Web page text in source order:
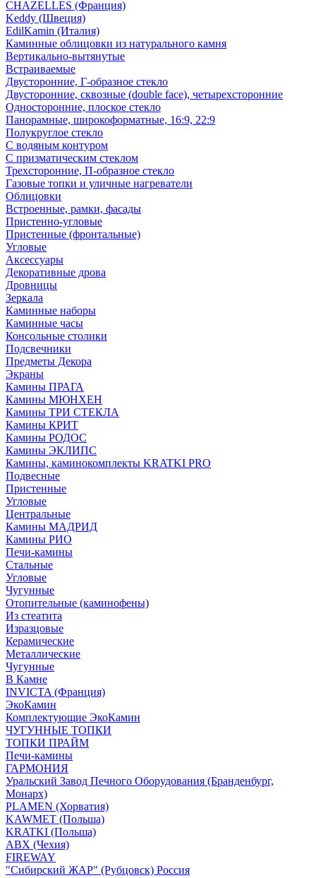
CHAZELLES (Франция)
Keddy (Швеция)
EdilKamin (Италия)
Каминные облицовки из натурального камня
Вертикально-вытянутые
Встраиваемые
Двусторонние, Г-образное стекло
Двусторонние, сквозные (double face), четырехсторонние
Односторонние, плоское стекло
Панорамные, широкоформатные, 16:9, 22:9
Полукруглое стекло
С водяным контуром
С призматическим стеклом
Трехсторонние, П-образное стекло
Газовые топки и уличные нагреватели
Облицовки
Встроенные, рамки, фасады
Пристенно-угловые
Пристенные (фронтальные)
Угловые
Аксессуары
Декоративные дрова
Дровницы
Зеркала
Каминные наборы
Каминные часы
Консольные столики
Подсвечники
Предметы Декора
Экраны
Камины ПРАГА
Камины МЮНХЕН
Камины ТРИ СТЕКЛА
Камины КРИТ
Камины РОДОС
Камины ЭКЛИПС
Камины, каминокомплекты KRATKI PRO
Подвесные
Пристенные
Угловые
Центральные
Камины МАДРИД
Камины РИО
Печи-камины
Стальные
Угловые
Чугунные
Отопительные (каминофены)
Из стеатита
Изразцовые
Керамические
Металлические
Чугунные
В Камне
INVICTA (Франция)
ЭкоКамин
Комплектующие ЭкоКамин
ЧУГУННЫЕ ТОПКИ
ТОПКИ ПРАЙМ
Печи-камины
ГАРМОНИЯ
Уральский Завод Печного Оборудования (Бранденбург,
Монарх)
PLAMEN (Хорватия)
KAWMET (Польша)
KRATKI (Польша)
ABX (Чехия)
FIREWAY
"Сибирский ЖАР" (Рубцовск) Россия